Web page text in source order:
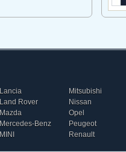
Lancia
Land Rover
Mazda
Mercedes-Benz
MINI
Mitsubishi
Nissan
Opel
Peugeot
Renault